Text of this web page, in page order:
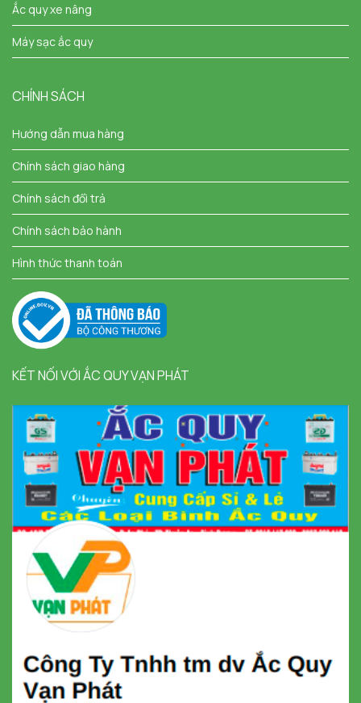
Ắc quy xe nâng
Máy sạc ắc quy
CHÍNH SÁCH
Hướng dẫn mua hàng
Chính sách giao hàng
Chính sách đổi trả
Chính sách bảo hành
Hình thức thanh toán
KẾT NỐI VỚI ẮC QUY VẠN PHÁT